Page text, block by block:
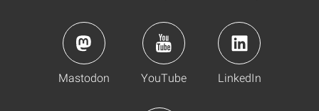
Mastodon YouTube LinkedIn